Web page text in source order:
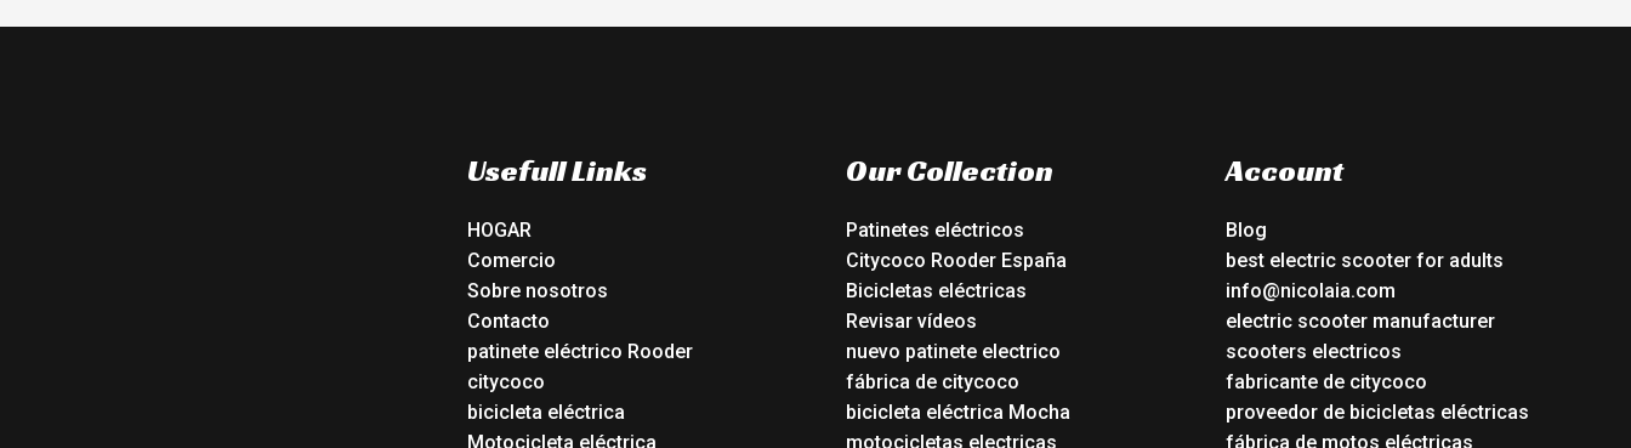
Usefull Links
HOGAR
Comercio
Sobre nosotros
Contacto
patinete eléctrico Rooder
citycoco
bicicleta eléctrica
Motocicleta eléctrica
Our Collection
Patinetes eléctricos
Citycoco Rooder España
Bicicletas eléctricas
Revisar vídeos
nuevo patinete electrico
fábrica de citycoco
bicicleta eléctrica Mocha
motocicletas electricas
Account
Blog
best electric scooter for adults
info@nicolaia.com
electric scooter manufacturer
scooters electricos
fabricante de citycoco
proveedor de bicicletas eléctricas
fábrica de motos eléctricas